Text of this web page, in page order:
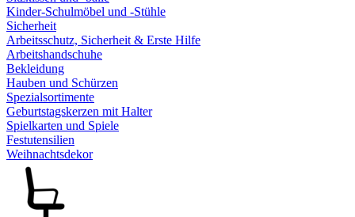
Kinder-Schulmöbel und -Stühle
Sicherheit
Arbeitsschutz, Sicherheit & Erste Hilfe
Arbeitshandschuhe
Bekleidung
Hauben und Schürzen
Spezialsortimente
Geburtstagskerzen mit Halter
Spielkarten und Spiele
Festutensilien
Weihnachtsdekor